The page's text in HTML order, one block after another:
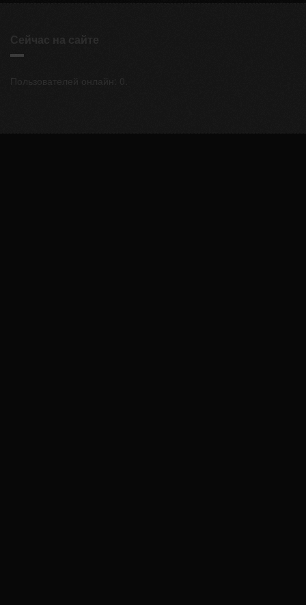
Сейчас на сайте
Пользователей онлайн: 0.